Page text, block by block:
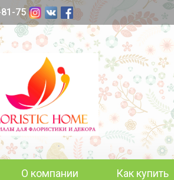
81-75
О компании Как купить